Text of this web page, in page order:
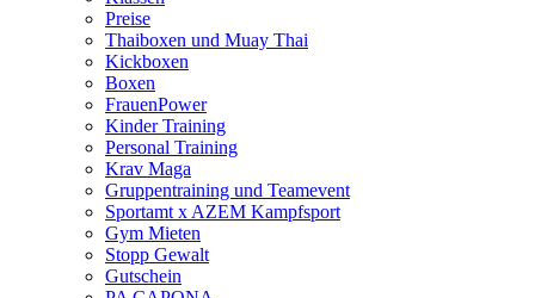
Preise
Thaiboxen und Muay Thai
Kickboxen
Boxen
FrauenPower
Kinder Training
Personal Training
Krav Maga
Gruppentraining und Teamevent
Sportamt x AZEM Kampfsport
Gym Mieten
Stopp Gewalt
Gutschein